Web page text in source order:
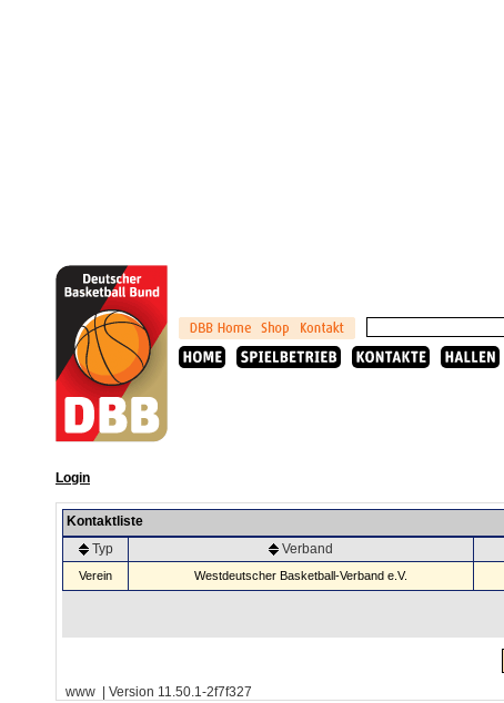
Login
Kontaktliste
Typ
Verband
Verein Westdeutscher Basketball-Verband e.V.
www | Version 11.50.1-2f7f327